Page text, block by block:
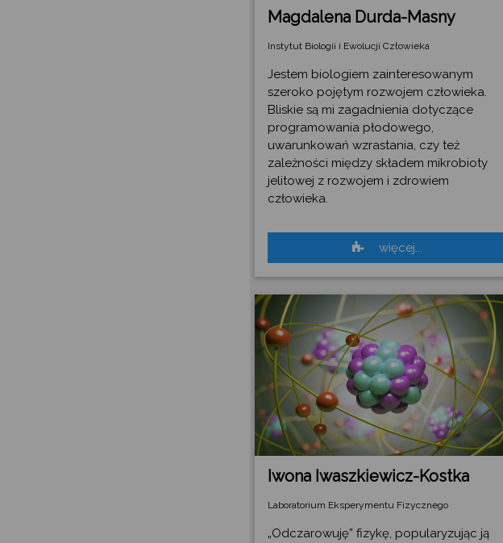
Magdalena Durda-Masny
Instytut Biologii i Ewolucji Człowieka
Jestem biologiem zainteresowanym
szeroko pojętym rozwojem człowieka.
Bliskie są mi zagadnienia dotyczące
programowania płodowego,
uwarunkowań wzrastania, czy też
zależności między składem mikrobioty
jelitowej z rozwojem i zdrowiem
człowieka.
więcej...
Iwona Iwaszkiewicz-Kostka
Laboratorium Eksperymentu Fizycznego
„Odczarowuję” fizykę, popularyzując ją